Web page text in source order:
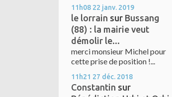
11h08 22 janv. 2019
le lorrain sur Bussang
(88) : la mairie veut
démolir le...
merci monsieur Michel pour
cette prise de position !...
11h21 27 déc. 2018
Constantin sur